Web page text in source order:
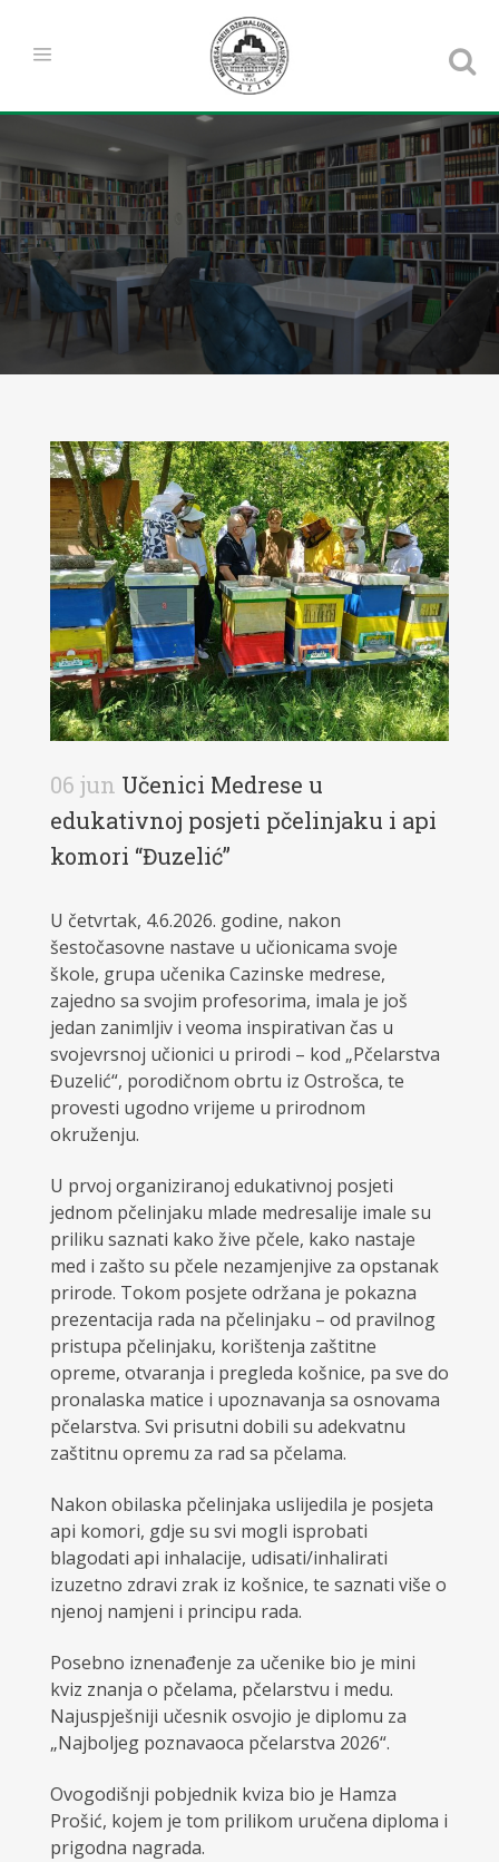
06 jun Učenici Medrese u
edukativnoj posjeti pčelinjaku i api
komori “Đuzelić”
U četvrtak, 4.6.2026. godine, nakon
šestočasovne nastave u učionicama svoje
škole, grupa učenika Cazinske medrese,
zajedno sa svojim profesorima, imala je još
jedan zanimljiv i veoma inspirativan čas u
svojevrsnoj učionici u prirodi – kod „Pčelarstva
Đuzelić“, porodičnom obrtu iz Ostrošca, te
provesti ugodno vrijeme u prirodnom
okruženju.
U prvoj organiziranoj edukativnoj posjeti
jednom pčelinjaku mlade medresalije imale su
priliku saznati kako žive pčele, kako nastaje
med i zašto su pčele nezamjenjive za opstanak
prirode. Tokom posjete održana je pokazna
prezentacija rada na pčelinjaku – od pravilnog
pristupa pčelinjaku, korištenja zaštitne
opreme, otvaranja i pregleda košnice, pa sve do
pronalaska matice i upoznavanja sa osnovama
pčelarstva. Svi prisutni dobili su adekvatnu
zaštitnu opremu za rad sa pčelama.
Nakon obilaska pčelinjaka uslijedila je posjeta
api komori, gdje su svi mogli isprobati
blagodati api inhalacije, udisati/inhalirati
izuzetno zdravi zrak iz košnice, te saznati više o
njenoj namjeni i principu rada.
Posebno iznenađenje za učenike bio je mini
kviz znanja o pčelama, pčelarstvu i medu.
Najuspješniji učesnik osvojio je diplomu za
„Najboljeg poznavaoca pčelarstva 2026“.
Ovogodišnji pobjednik kviza bio je Hamza
Prošić, kojem je tom prilikom uručena diploma i
prigodna nagrada.